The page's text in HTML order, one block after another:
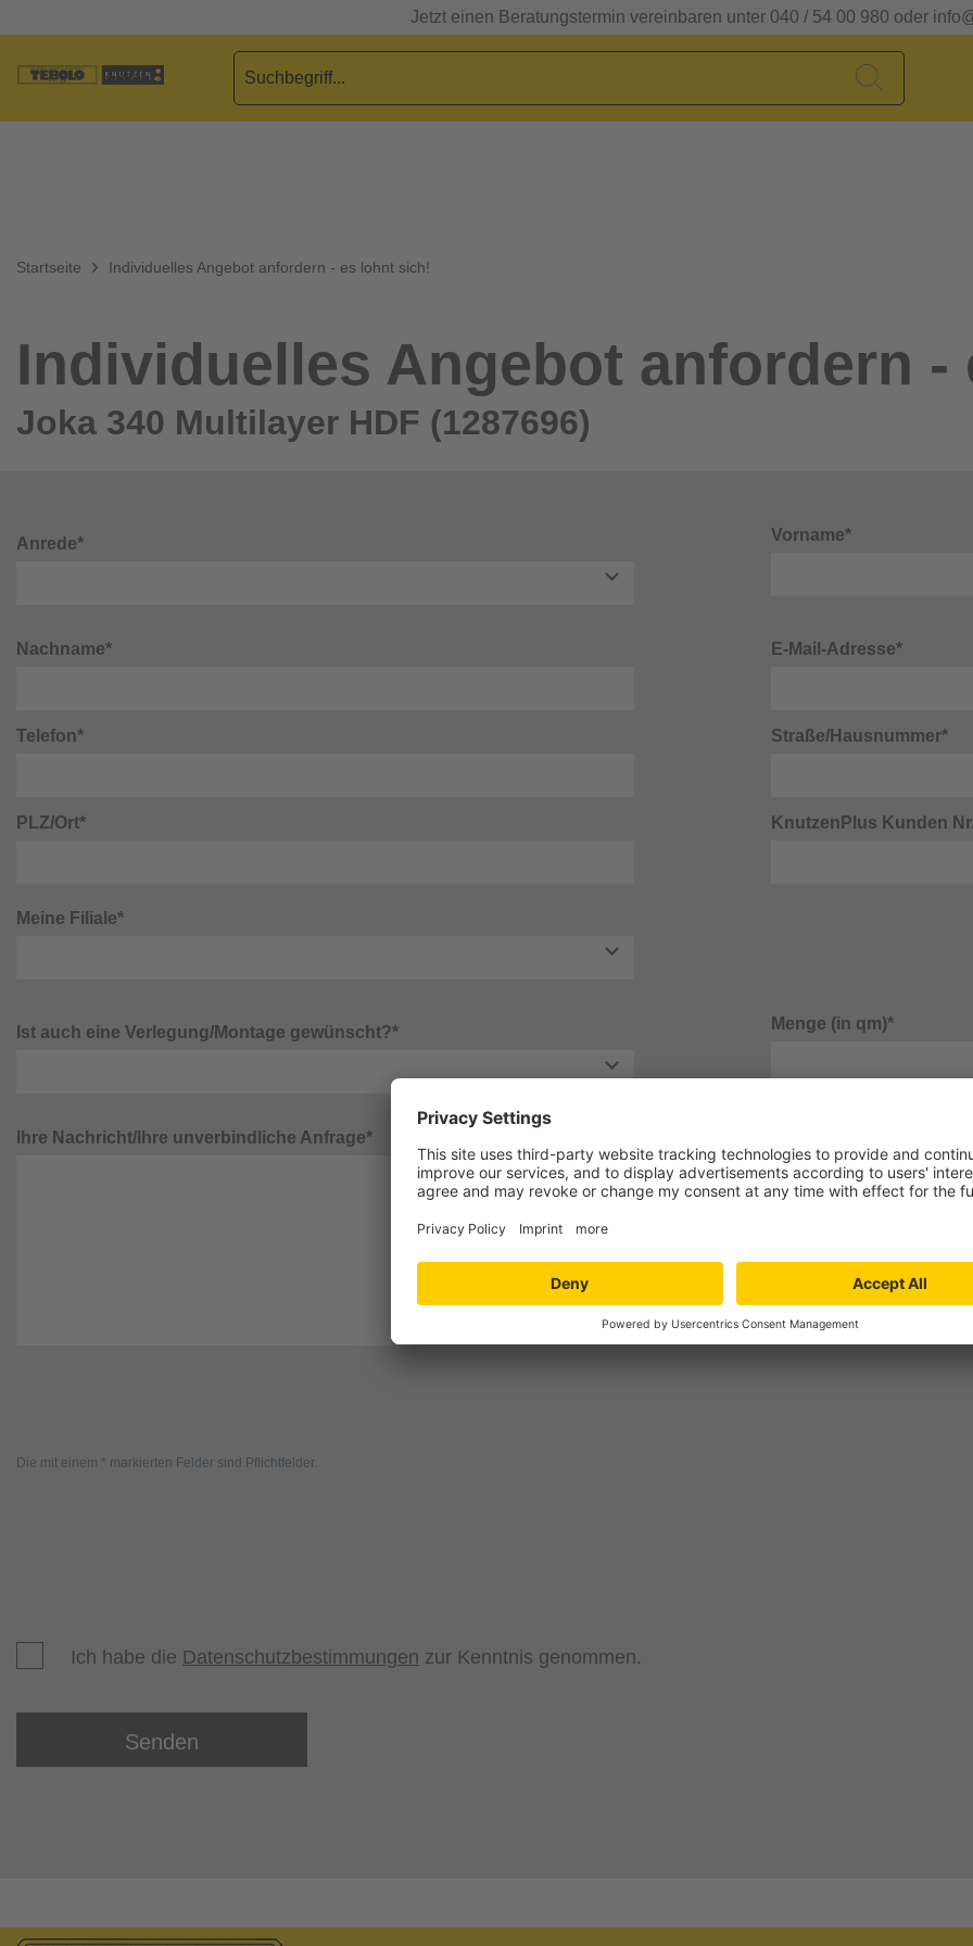
Jetzt einen Beratungstermin vereinbaren unter 040 / 54 00 980 oder
Startseite Individuelles Angebot anfordern - es lohnt sich!
Individuelles Angebot anfordern
Joka 340 Multilayer HDF (1287696)
Anrede* Vorname*
Nachname* E-Mail-Adresse*
Telefon* Straße/Hausnummer*
PLZ/Ort* KnutzenPlus Kunden
Meine Filiale*
Ist auch eine Verlegung/Montage gewünscht?* Menge (in qm)*
Ihre Nachricht/Ihre unverbindliche Anfrage*
Die mit einem * markierten Felder sind Pflichtfelder.
Ich habe die Datenschutzbestimmungen zur Kenntnis genommen.
Senden